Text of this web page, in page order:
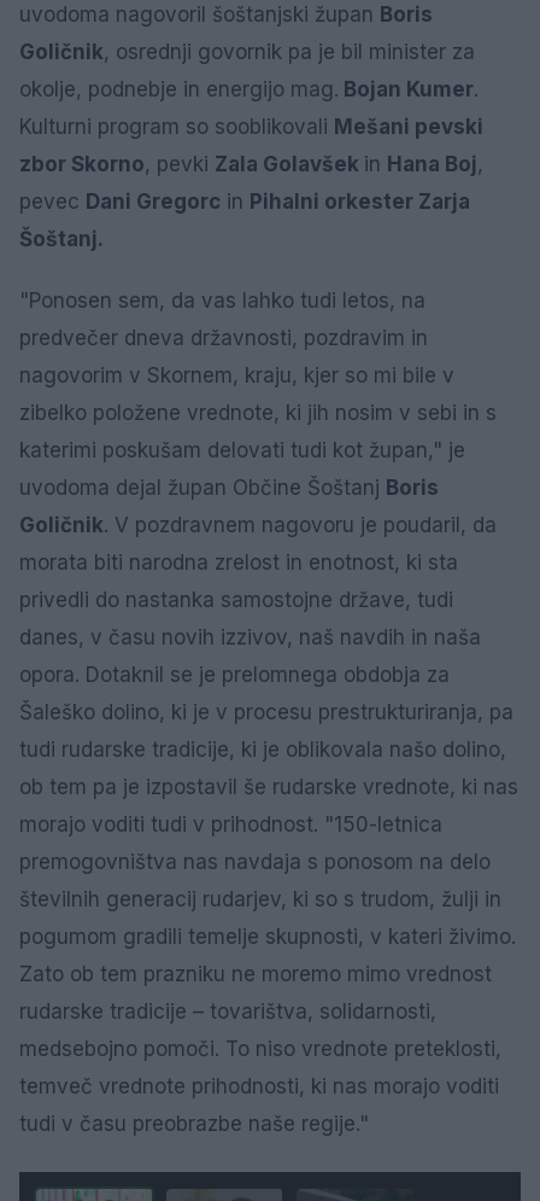
uvodoma nagovoril šoštanjski župan Boris
Goličnik, osrednji govornik pa je bil minister za
okolje, podnebje in energijo mag. Bojan Kumer.
Kulturni program so sooblikovali Mešani pevski
zbor Skorno, pevki Zala Golavšek in Hana Boj,
pevec Dani Gregorc in Pihalni orkester Zarja
Šoštanj.
"Ponosen sem, da vas lahko tudi letos, na
predvečer dneva državnosti, pozdravim in
nagovorim v Skornem, kraju, kjer so mi bile v
zibelko položene vrednote, ki jih nosim v sebi in s
katerimi poskušam delovati tudi kot župan," je
uvodoma dejal župan Občine Šoštanj Boris
Goličnik. V pozdravnem nagovoru je poudaril, da
morata biti narodna zrelost in enotnost, ki sta
privedli do nastanka samostojne države, tudi
danes, v času novih izzivov, naš navdih in naša
opora. Dotaknil se je prelomnega obdobja za
Šaleško dolino, ki je v procesu prestrukturiranja, pa
tudi rudarske tradicije, ki je oblikovala našo dolino,
ob tem pa je izpostavil še rudarske vrednote, ki nas
morajo voditi tudi v prihodnost. "150-letnica
premogovništva nas navdaja s ponosom na delo
številnih generacij rudarjev, ki so s trudom, žulji in
pogumom gradili temelje skupnosti, v kateri živimo.
Zato ob tem prazniku ne moremo mimo vrednost
rudarske tradicije – tovarištva, solidarnosti,
medsebojno pomoči. To niso vrednote preteklosti,
temveč vrednote prihodnosti, ki nas morajo voditi
tudi v času preobrazbe naše regije."